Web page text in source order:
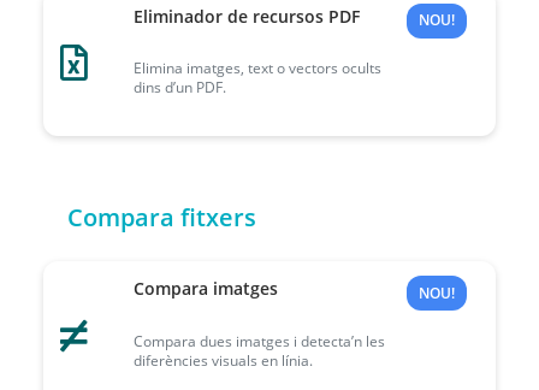
Eliminador de recursos PDF
Elimina imatges, text o vectors ocults
dins d’un PDF.
NOU!
Compara fitxers
Compara imatges
Compara dues imatges i detecta’n les
diferències visuals en línia.
NOU!